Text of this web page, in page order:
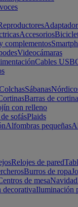
Accesorios
complementos
Videocámaras
Cables USB
Sábanas
Barras de cortina
con relleno
sofásPlaids
Alfombras pequeñas
Relojes de pared
Burros de ropa
de mesaNavidad
Iluminación